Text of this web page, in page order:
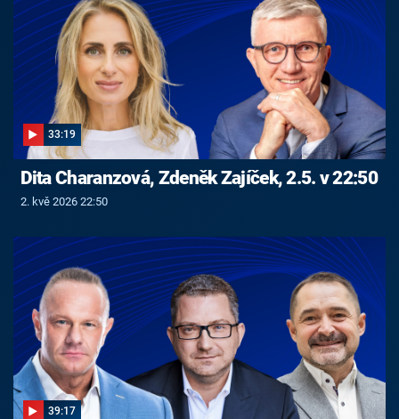
33:19
Dita Charanzová, Zdeněk Zajíček, 2.5. v 22:50
2. kvě 2026 22:50
39:17